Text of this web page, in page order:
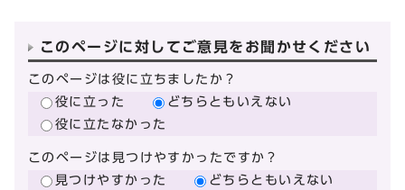
このページに対してご意見をお聞かせください
このページは役に立ちましたか？
役に立った
どちらともいえない
役に立たなかった
このページは見つけやすかったですか？
見つけやすかった
どちらともいえない